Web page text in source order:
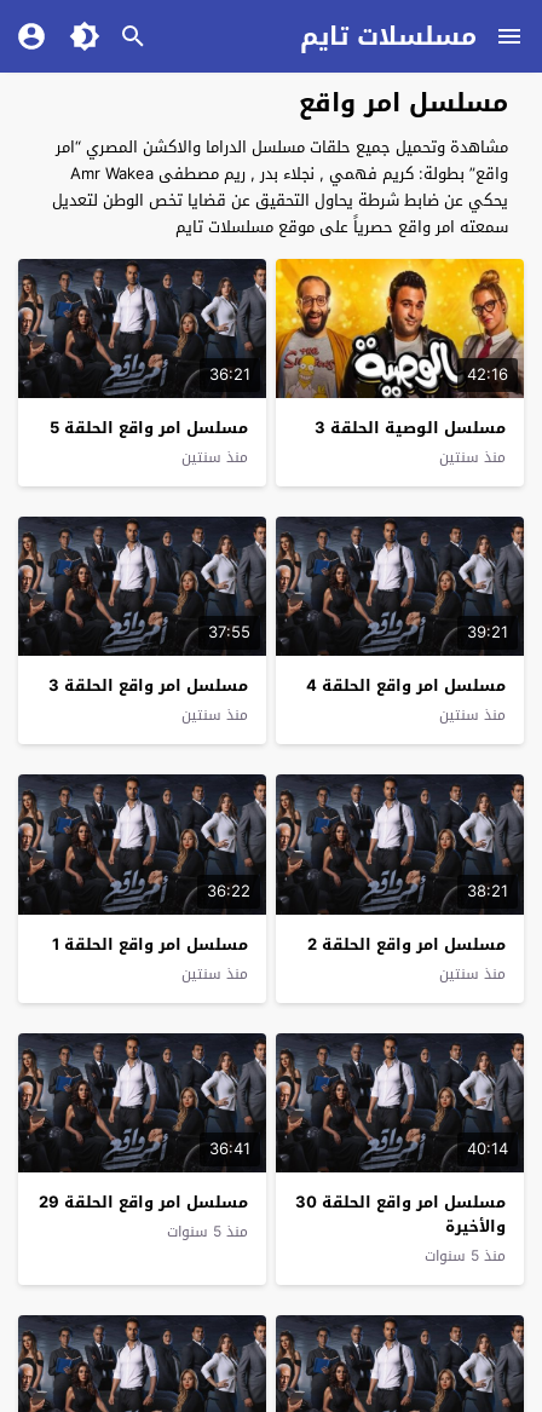
مسلسلات تايم
مسلسل امر واقع
مشاهدة وتحميل جميع حلقات مسلسل الدراما والاكشن المصري “امر
واقع” بطولة: كريم فهمي , نجلاء بدر , ريم مصطفى Amr Wakea
يحكي عن ضابط شرطة يحاول التحقيق عن قضايا تخص الوطن لتعديل
سمعته امر واقع حصرياً على موقع مسلسلات تايم
42:16
مسلسل الوصية الحلقة 3
منذ سنتين
36:21
مسلسل امر واقع الحلقة 5
منذ سنتين
39:21
مسلسل امر واقع الحلقة 4
منذ سنتين
37:55
مسلسل امر واقع الحلقة 3
منذ سنتين
38:21
مسلسل امر واقع الحلقة 2
منذ سنتين
36:22
مسلسل امر واقع الحلقة 1
منذ سنتين
40:14
مسلسل امر واقع الحلقة 30
والأخيرة
منذ 5 سنوات
36:41
مسلسل امر واقع الحلقة 29
منذ 5 سنوات